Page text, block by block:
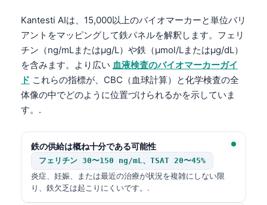
Kantesti AIは、15,000以上のバイオマーカーと単位バリ
アントをマッピングして鉄パネルを解釈します。フェリ
チン（ng/mLまたはµg/L）や鉄（µmol/Lまたはµg/dL）
を含みます。より広い 血液検査のバイオマーカーガイ
ド これらの指標が、CBC（血球計算）と化学検査の全
体像の中でどのように位置づけられるかを示していま
す。.
鉄の供給は概ね十分である可能性
フェリチン 30〜150 ng/mL、TSAT 20〜45%
炎症、妊娠、または最近の治療が状況を複雑にしない限
り、鉄欠乏は起こりにくいです。.